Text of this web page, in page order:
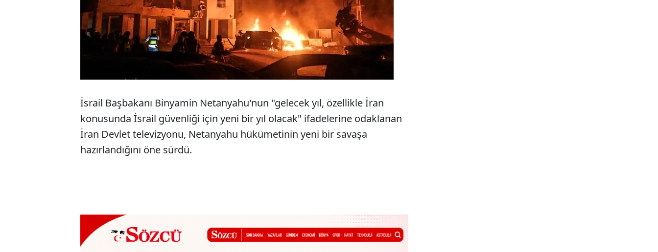
İsrail Başbakanı Binyamin Netanyahu'nun "gelecek yıl, özellikle İran
konusunda İsrail güvenliği için yeni bir yıl olacak" ifadelerine odaklanan
İran Devlet televizyonu, Netanyahu hükümetinin yeni bir savaşa
hazırlandığını öne sürdü.